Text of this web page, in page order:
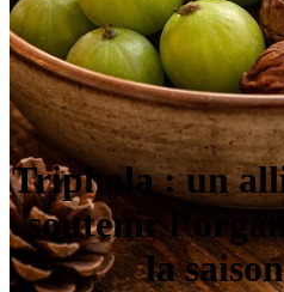
Triphala : un
soutenir
la